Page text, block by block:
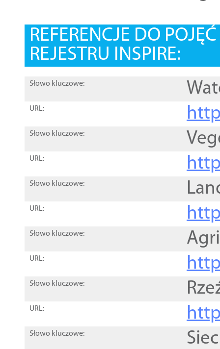
REFERENCJE DO
REJESTRU INSPIRE:
Słowo kluczowe:
URL:
Słowo kluczowe:
URL:
Słowo kluczowe:
URL:
Słowo kluczowe:
URL:
Słowo kluczowe:
URL:
Słowo kluczowe: